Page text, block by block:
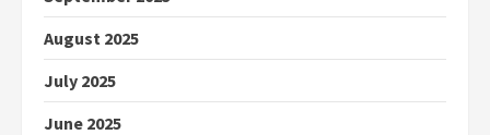
August 2025
July 2025
June 2025